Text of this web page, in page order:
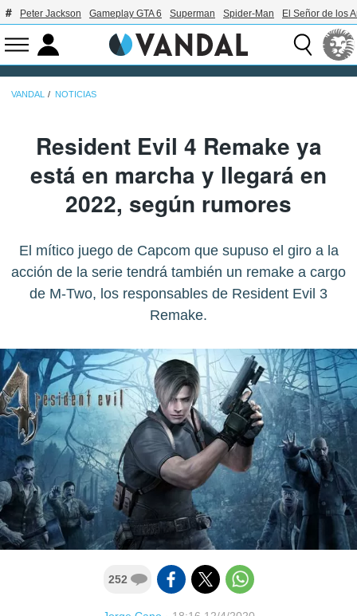
Peter Jackson Gameplay GTA 6 Superman Spider-Man El Señor de los
VANDAL NOTICIAS
Resident Evil 4 Remake ya
está en marcha y llegará en
2022, según rumores
El mítico juego de Capcom que supuso el giro a la
acción de la serie tendrá también un remake a cargo
de M-Two, los responsables de Resident Evil 3
Remake.
252